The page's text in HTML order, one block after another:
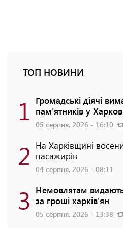
ТОП НОВИНИ
1 Громадські діячі
пам'ятників у
05 серпня, 2026 - 16:10
2 На Харківщині
пасажирів
04 серпня, 2026 - 08:11
3 Немовлятам
за гроші харків'ян
05 серпня, 2026 - 13:38